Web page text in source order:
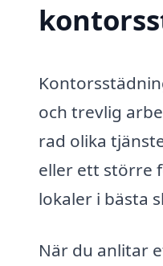
och trevlig
rad olika
eller ett större
lokaler i bästa
När du anlitar